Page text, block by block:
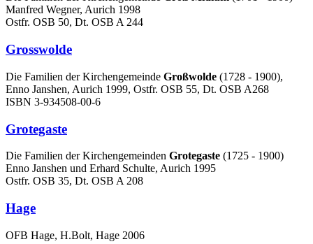
Manfred Wegner, Aurich 1998
Ostfr. OSB 50, Dt. OSB A 244
Grosswolde
Die Familien der Kirchengemeinde Großwolde (1728 - 1900),
Enno Janshen, Aurich 1999, Ostfr. OSB 55, Dt. OSB A268
ISBN 3-934508-00-6
Grotegaste
Die Familien der Kirchengemeinden Grotegaste (1725 - 1900)
Enno Janshen und Erhard Schulte, Aurich 1995
Ostfr. OSB 35, Dt. OSB A 208
Hage
OFB Hage, H.Bolt, Hage 2006